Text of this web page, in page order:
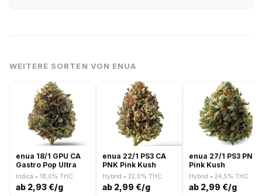
WEITERE SORTEN VON ENUA
enua 18/1 GPU CA
Gastro Pop Ultra
Indica • 18,0% THC
ab 2,93 €/g
enua 22/1 PS3 CA
PNK Pink Kush
Hybrid • 22,0% THC
ab 2,99 €/g
enua 27/1 PS3 PNK
Pink Kush
Hybrid • 24,5% THC
ab 2,99 €/g